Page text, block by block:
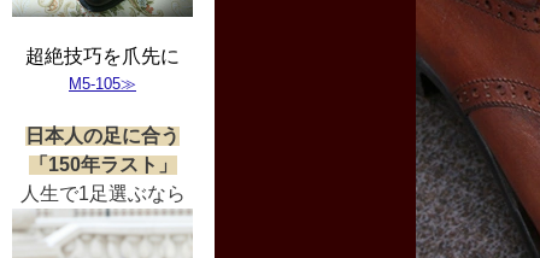
超絶技巧を爪先に
M5-105≫
日本人の足に合う
「150年ラスト」
人生で1足選ぶなら